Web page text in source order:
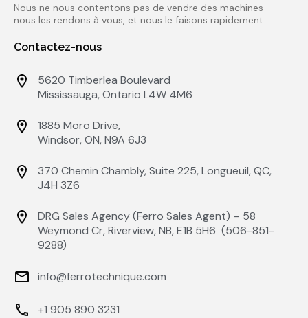
Nous ne nous contentons pas de vendre des machines -
nous les rendons à vous, et nous le faisons rapidement
Contactez-nous
5620 Timberlea Boulevard
Mississauga, Ontario L4W 4M6
1885 Moro Drive,
Windsor, ON, N9A 6J3
370 Chemin Chambly, Suite 225, Longueuil, QC,
J4H 3Z6
DRG Sales Agency (Ferro Sales Agent) – 58
Weymond Cr, Riverview, NB, E1B 5H6 (506-851-
9288)
info@ferrotechnique.com
+1 905 890 3231